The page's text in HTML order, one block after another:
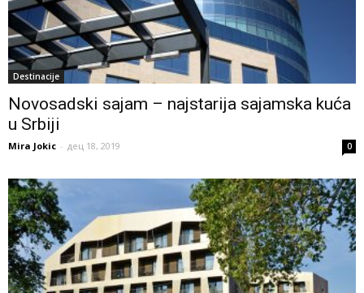
Destinacije
Novosadski sajam – najstarija sajamska kuća
u Srbiji
Mira Jokic - дец 18, 2019 0